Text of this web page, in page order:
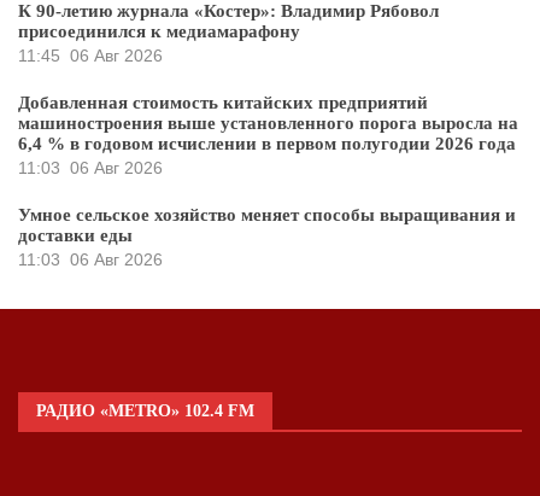
К 90-летию журнала «Костер»: Владимир Рябовол
присоединился к медиамарафону
11:45 06 Авг 2026
Добавленная стоимость китайских предприятий
машиностроения выше установленного порога выросла на
6,4 % в годовом исчислении в первом полугодии 2026 года
11:03 06 Авг 2026
Умное сельское хозяйство меняет способы выращивания и
доставки еды
11:03 06 Авг 2026
РАДИО «METRO» 102.4 FM